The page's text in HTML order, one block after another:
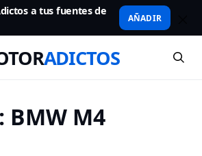
a tus fuentes de
AÑADIR
ADICTOS
BMW M4